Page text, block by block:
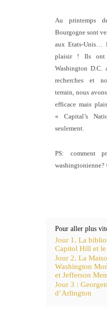
Au printemps
Bourgogne sont
aux Etats-Unis…
plaisir ! Ils ont
Washington D.C.
recherches et
terrain, nous
efficace mais
« Capital’s
seulement.
PS: comment
washingtonienne?
Pour aller plus
Jour 1. La
Capitol Hill et
Jour 2. La
Washington
et Jefferson
Jour 3 :
d’Arlington